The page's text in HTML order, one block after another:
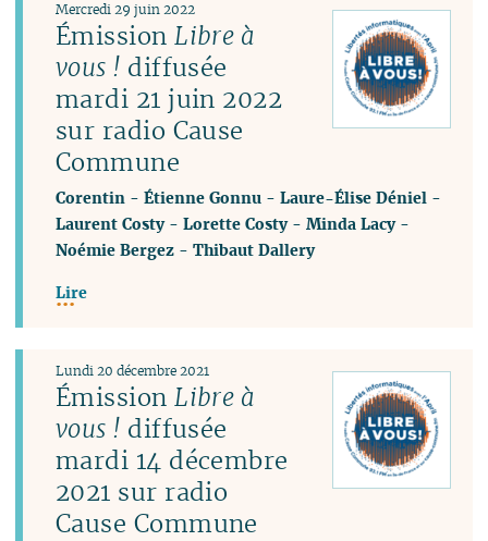
ÉmissionLibre à
vous ! diffusée
mardi 21 juin 2022
sur radio Cause
Commune
Mercredi 29 juin 2022
Corentin -Étienne Gonnu -Laure-Élise Déniel -
Laurent Costy-Lorette Costy-Minda Lacy-
Noémie Bergez -Thibaut Dallery
Lire
ÉmissionLibre à
vous ! diffusée
mardi 14 décembre
2021 sur radio
Cause Commune
Lundi 20 décembre 2021